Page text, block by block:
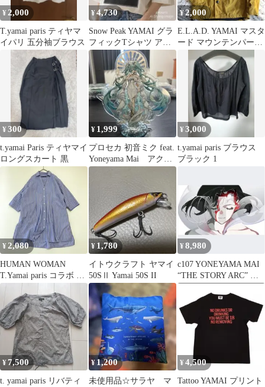
¥ 2,000
T.yamai paris ティヤマ
イパリ 五分袖ブラウス
¥4,730
Snow Peak YAMAI グラ
フィックTシャツ アー
トプリント 20SS
¥2,000
E.L.A.D. YAMAI マスタ
ード マウンテンパーカ
¥300
t.yamai Paris ティヤマイ
ロングスカート 黒
¥ 1,999
プロセカ 初音ミク feat.
Yoneyama Mai アクリ
ルスタンド
¥3,000
t.yamai paris ブラウス
ブラック 1
¥2,080
HUMAN WOMAN
T.Yamai paris コラボ ス
トライプシャツ
¥ 1,780
イトウクラフト ヤマイ
50SⅡ Yamai 50S II
¥8,980
c107 YONEYAMA MAI
“THE STORY ARC” 米
¥7,500
t. yamai paris リバティ
¥ 1,200
未使用品☆サラヤ マ
¥ 4,500
Tattoo YAMAI プリント